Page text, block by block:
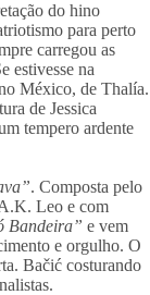
do hino
para perto
carregou as
estivesse na
México, de Thalía.
de Jessica
tempero ardente
. Composta pelo
Leo e com
Bandeira” e vem
e orgulho. O
Bačić costurando